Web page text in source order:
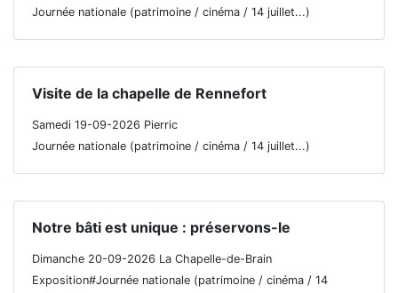
Journée nationale (patrimoine / cinéma / 14 juillet...)
Visite de la chapelle de Rennefort
Samedi 19-09-2026 Pierric
Journée nationale (patrimoine / cinéma / 14 juillet...)
Notre bâti est unique : préservons-le
Dimanche 20-09-2026 La Chapelle-de-Brain
Exposition#Journée nationale (patrimoine / cinéma / 14